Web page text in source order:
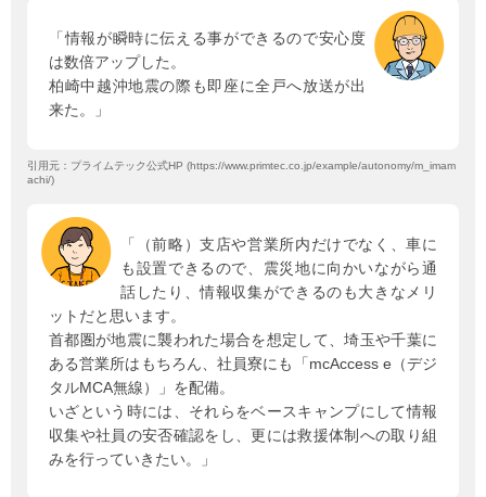
「情報が瞬時に伝える事ができるので安心度
は数倍アップした。
柏崎中越沖地震の際も即座に全戸へ放送が出
来た。」
引用元：プライムテック公式HP (https://www.primtec.co.jp/example/autonomy/m_imam
achi/)
「（前略）支店や営業所内だけでなく、車に
も設置できるので、震災地に向かいながら通
話したり、情報収集ができるのも大きなメリ
ットだと思います。
首都圏が地震に襲われた場合を想定して、埼玉や千葉に
ある営業所はもちろん、社員寮にも「mcAccess e（デジ
タルMCA無線）」を配備。
いざという時には、それらをベースキャンプにして情報
収集や社員の安否確認をし、更には救援体制への取り組
みを行っていきたい。」